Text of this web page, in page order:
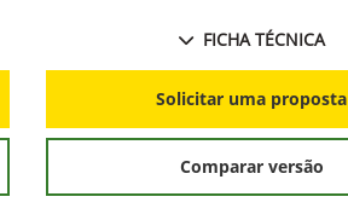
FICHA TÉCNICA
Solicitar uma proposta
Comparar versão